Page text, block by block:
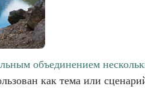
объединением
как тема или